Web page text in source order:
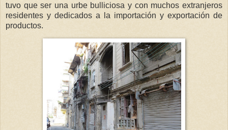
tuvo que ser una urbe bulliciosa y con muchos extranjeros
residentes y dedicados a la importación y exportación de
productos.